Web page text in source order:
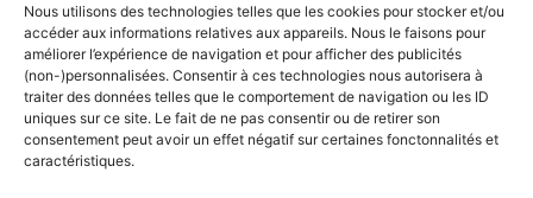
Nous utilisons des technologies telles que les cookies pour stocker et/ou
accéder aux informations relatives aux appareils. Nous le faisons pour
améliorer l’expérience de navigation et pour afficher des publicités
(non-)personnalisées. Consentir à ces technologies nous autorisera à
traiter des données telles que le comportement de navigation ou les ID
uniques sur ce site. Le fait de ne pas consentir ou de retirer son
consentement peut avoir un effet négatif sur certaines fonctonnalités et
caractéristiques.
partenariat,venez sur l’accès pro et client
Découvrez aussi:
Côtes&Mers, le magazine du littoral et sa